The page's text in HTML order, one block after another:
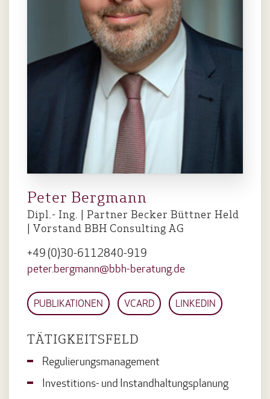
Peter Bergmann
Dipl.- Ing. | Partner Becker Büttner Held
| Vorstand BBH Consulting AG
+49 (0)30-6112840-919
peter.bergmann@bbh-beratung.de
PUBLIKATIONEN VCARD LINKEDIN
TÄTIGKEITSFELD
Regulierungsmanagement
Investitions- und Instandhaltungsplanung